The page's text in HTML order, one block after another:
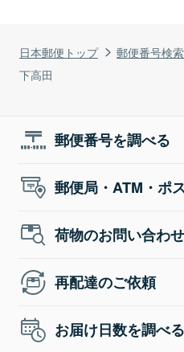
日本郵便トップ 郵便番号検索
下高田
郵便番号を調べる
郵便局・ATM・ポ
荷物のお問い合わせ
再配達のご依頼
お届け日数を調べる